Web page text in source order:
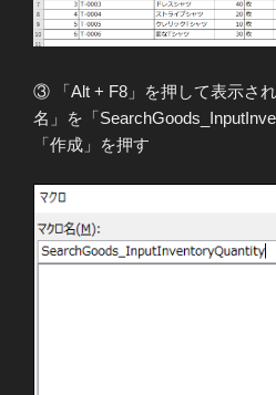
③ 「Alt + F8」を押して表示さ
名」を「
「作成」を押す